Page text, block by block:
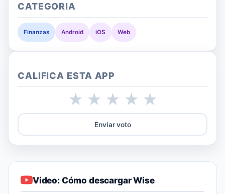
Video: Cómo descargar Wise
CATEGORIA
Finanzas Android iOS Web
CALIFICA ESTA APP
★
★
★
★
★
Enviar voto